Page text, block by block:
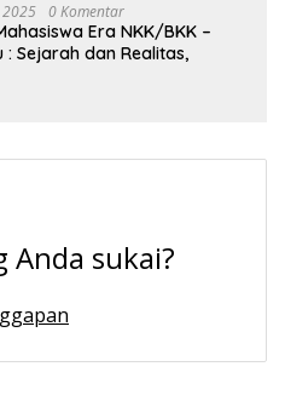
2025 0 Komentar
Era NKK/BKK –
: Sejarah dan Realitas,
Anda sukai?